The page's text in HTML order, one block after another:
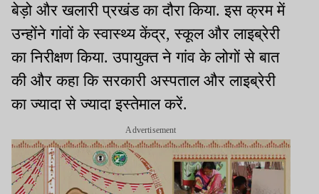
बेड़ो और खलारी प्रखंड का दौरा किया. इस क्रम में
उन्होंने गांवों के स्वास्थ्य केंद्र, स्कूल और लाइब्रेरी
का निरीक्षण किया. उपायुक्त ने गांव के लोगों से बात
की और कहा कि सरकारी अस्पताल और लाइब्रेरी
का ज्यादा से ज्यादा इस्तेमाल करें.
Advertisement